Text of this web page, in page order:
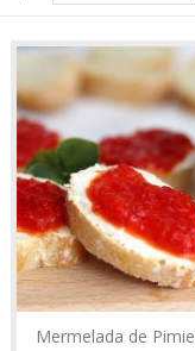
Mermelada de